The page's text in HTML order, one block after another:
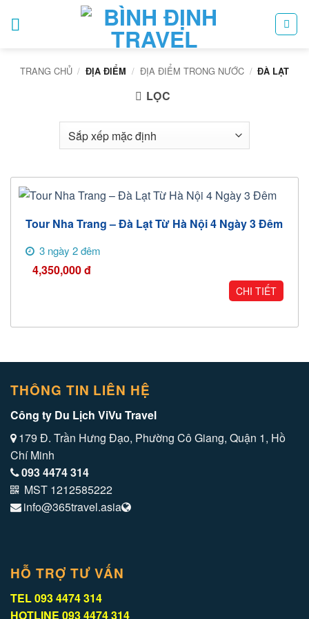
qua
TRANG CHỦ / ĐỊA ĐIỂM / ĐỊA ĐIỂM TRONG NƯỚC / ĐÀ LẠT
LỌC
Tour Nha Trang – Đà Lạt Từ Hà Nội 4 Ngày 3 Đêm
3 ngày 2 đêm
4,350,000đ
CHI TIẾT
THÔNG TIN LIÊN HỆ
Công ty Du Lịch ViVu Travel
179 Đ. Trần Hưng Đạo, Phường Cô Giang, Quận 1, Hồ
Chí Minh
093 4474 314
MST 1212585222
info@365travel.asia
HỖ TRỢ TƯ VẤN
TEL093 4474 314
HOTLINE 093 4474 314